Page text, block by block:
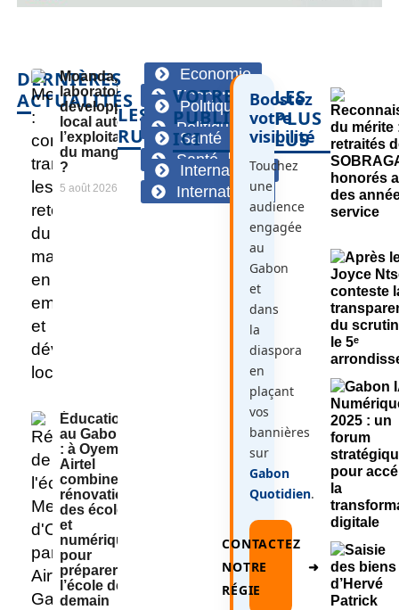
DERNIÈRES
ACTUALITÉS
Moanda,
laboratoire du
développement
local autour de
l’exploitation
du manganèse
?
5 août 2026
Éducation
au Gabon
: à Oyem,
Airtel
combine
rénovation
des écoles
et
numérique
pour
préparer
l’école de
demain
LES
RUBRIQUES
Economie
Politique
Santé
International
Economie
Politique
Santé
International
VOTRE
PUBLICITÉ
ICI
Boostez
votre
visibilité
Touchez
une
audience
engagée
au
Gabon
et
dans
la
diaspora
en
plaçant
vos
bannières
sur
Gabon
Quotidien.
CONTACTEZ
NOTRE
RÉGIE
➜
LES
PLUS
LUS